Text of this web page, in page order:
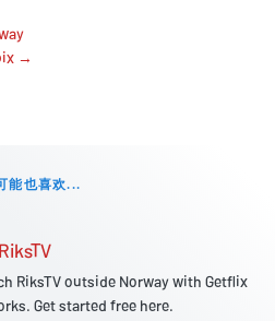
→
能也喜欢...
RiksTV outside Norway with Getflix
Get started free here.